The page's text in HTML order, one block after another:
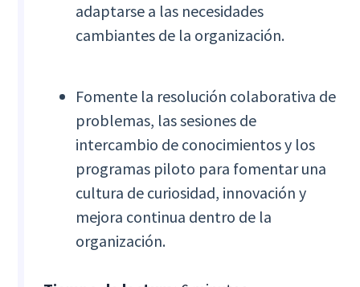
adaptarse a las necesidades
cambiantes de la organización.
Fomente la resolución colaborativa de
problemas, las sesiones de
intercambio de conocimientos y los
programas piloto para fomentar una
cultura de curiosidad, innovación y
mejora continua dentro de la
organización.